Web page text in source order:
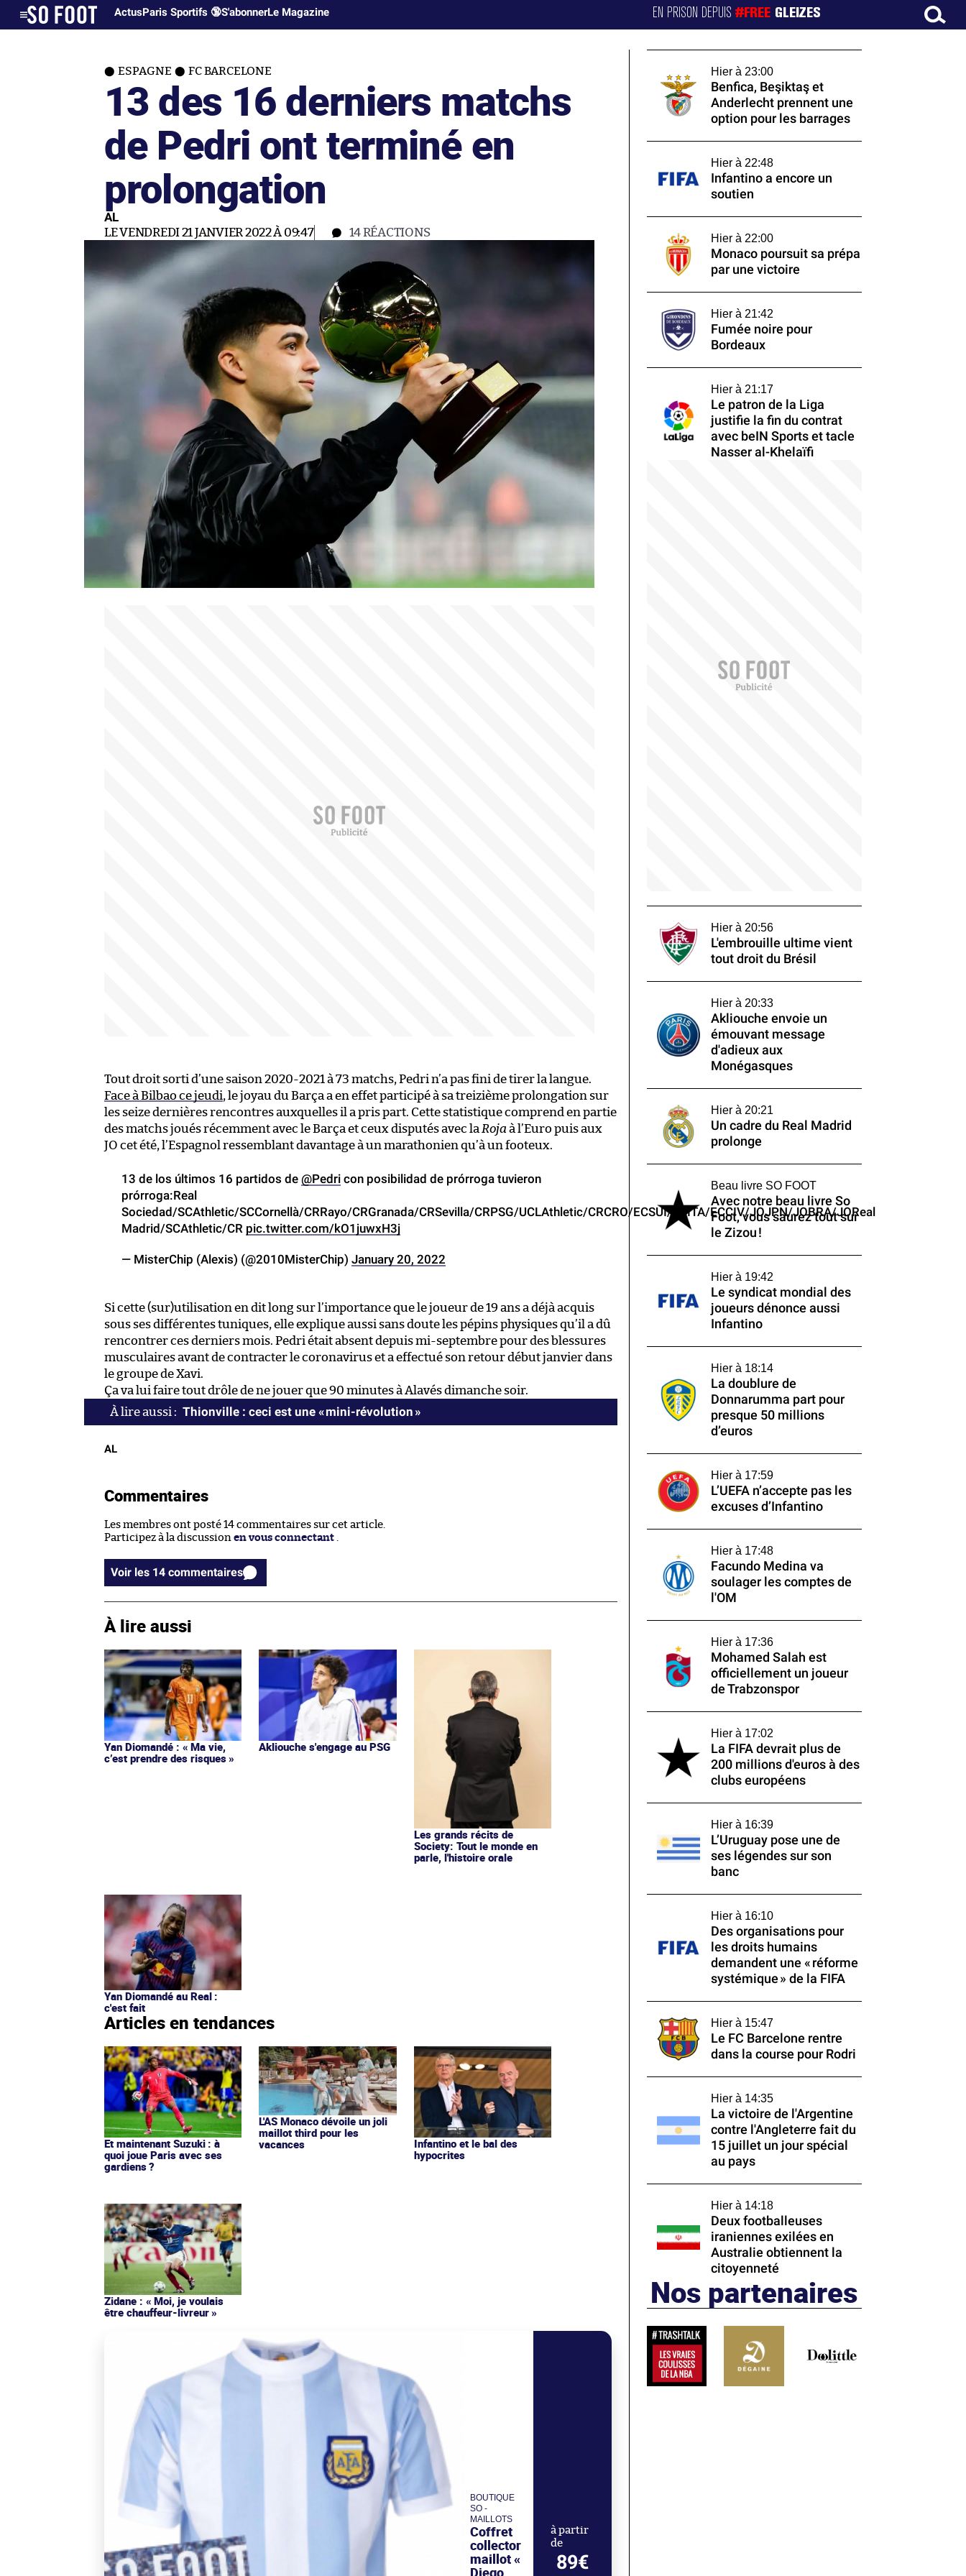
ActusParis Sportifs 🔞S'abonnerLe Magazine EN PRISON DEPUIS#FREE GLEIZES
ESPAGNE FC BARCELONE
13 des 16 derniers matchs
de Pedri ont terminé en
prolongation
AL
LE VENDREDI 21 JANVIER 2022 À 09:47 14RÉACTIONS
Tout droit sorti d’une saison 2020-2021 à 73 matchs, Pedri n’a pas fini de tirer la langue.
Face à Bilbao ce jeudi, le joyau du Barça a en effet participé à sa treizième prolongation sur
les seize dernières rencontres auxquelles il a pris part. Cette statistique comprend en partie
des matchs joués récemment avec le Barça et ceux disputés avec la Roja à l’Euro puis aux
JO cet été, l’Espagnol ressemblant davantage à un marathonien qu’à un footeux.
13 de los últimos 16 partidos de @Pedri con posibilidad de prórroga tuvieron
prórroga:Real
Sociedad/SCAthletic/SCCornellà/CRRayo/CRGranada/CRSevilla/CRPSG/UCLAthletic/CRCRO/ECSUI/ECITA/ECCIV/JOJPN/JOBRA/JOReal
Madrid/SCAthletic/CR pic.twitter.com/kO1juwxH3j
— MisterChip (Alexis) (@2010MisterChip) January 20, 2022
Si cette (sur)utilisation en dit long sur l’importance que le joueur de 19 ans a déjà acquis
sous ses différentes tuniques, elle explique aussi sans doute les pépins physiques qu’il a dû
rencontrer ces derniers mois. Pedri était absent depuis mi-septembre pour des blessures
musculaires avant de contracter le coronavirus et a effectué son retour début janvier dans
le groupe de Xavi.
Ça va lui faire tout drôle de ne jouer que 90 minutes à Alavés dimanche soir.
Thionville : ceci est une « mini-révolution »
AL
Commentaires
Les membres ont posté 14 commentaires sur cet article.
Participez à la discussion en vous connectant .
Voir les 14 commentaires
À lire aussi
Yan Diomandé : « Ma vie,
c’est prendre des risques »
Akliouche s'engage au PSG
Les grands récits de
Society: Tout le monde en
parle, l'histoire orale
Yan Diomandé au Real :
c'est fait
Articles en tendances
Et maintenant Suzuki : à
quoi joue Paris avec ses
gardiens ?
L'AS Monaco dévoile un joli
maillot third pour les
vacances
Infantino et le bal des
hypocrites
Zidane : « Moi, je voulais
être chauffeur-livreur »
BOUTIQUE
SO -
MAILLOTS
Coffret
collector
maillot «
Diego
à partir
de
89€
Hier à 23:00
Benfica, Beşiktaş et
Anderlecht prennent une
option pour les barrages
Hier à 22:48
Infantino a encore un
soutien
Hier à 22:00
Monaco poursuit sa prépa
par une victoire
Hier à 21:42
Fumée noire pour
Bordeaux
Hier à 21:17
Le patron de la Liga
justifie la fin du contrat
avec beIN Sports et tacle
Nasser al-Khelaïfi
Hier à 20:56
L'embrouille ultime vient
tout droit du Brésil
Hier à 20:33
Akliouche envoie un
émouvant message
d'adieux aux
Monégasques
Hier à 20:21
Un cadre du Real Madrid
prolonge
Beau livre SO FOOT
Avec notre beau livre So
Foot, vous saurez tout sur
le Zizou !
Hier à 19:42
Le syndicat mondial des
joueurs dénonce aussi
Infantino
Hier à 18:14
La doublure de
Donnarumma part pour
presque 50 millions
d’euros
Hier à 17:59
L’UEFA n’accepte pas les
excuses d’Infantino
Hier à 17:48
Facundo Medina va
soulager les comptes de
l'OM
Hier à 17:36
Mohamed Salah est
officiellement un joueur
de Trabzonspor
Hier à 17:02
La FIFA devrait plus de
200 millions d'euros à des
clubs européens
Hier à 16:39
L’Uruguay pose une de
ses légendes sur son
banc
Hier à 16:10
Des organisations pour
les droits humains
demandent une « réforme
systémique » de la FIFA
Hier à 15:47
Le FC Barcelone rentre
dans la course pour Rodri
Hier à 14:35
La victoire de l'Argentine
contre l'Angleterre fait du
15 juillet un jour spécial
au pays
Hier à 14:18
Deux footballeuses
iraniennes exilées en
Australie obtiennent la
citoyenneté
Nos partenaires